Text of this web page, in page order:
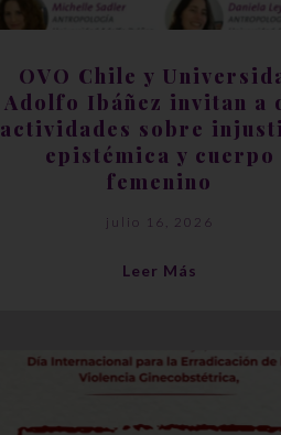
OVO Chile y
Adolfo Ibáñez invitan a
actividades sobre
epistémica y cuerpo
femenino
julio 16, 2026
Leer Más